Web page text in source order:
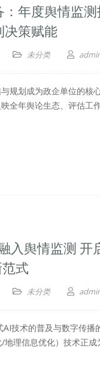
年度舆情监
决策赋能
未分类
规划成为政企单位的核
全年舆论生态、评估工
入舆情监测 开
式
未分类
技术的普及与数字传播
地理信息优化）技术正成